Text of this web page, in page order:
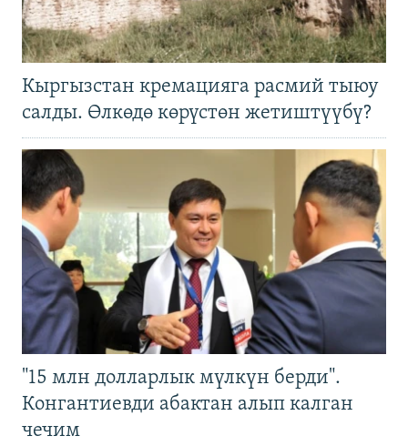
Кыргызстан кремацияга расмий тыюу
салды. Өлкөдө көрүстөн жетиштүүбү?
"15 млн долларлык мүлкүн берди".
Конгантиевди абактан алып калган
чечим